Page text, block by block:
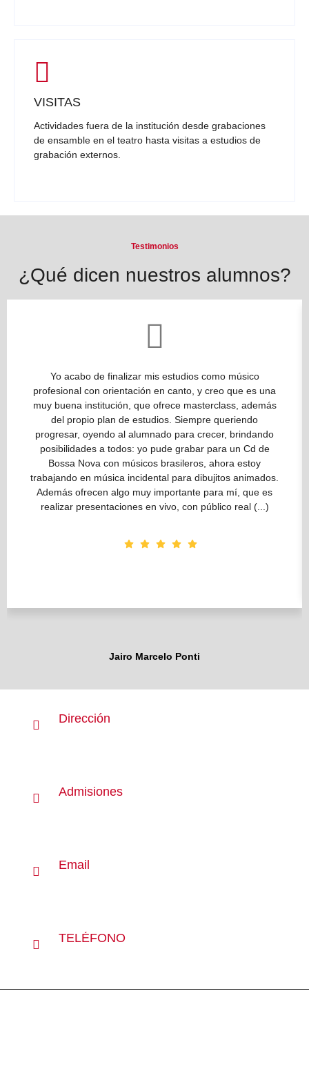
VISITAS
Actividades fuera de la institución desde grabaciones
de ensamble en el teatro hasta visitas a estudios de
grabación externos.
Testimonios
¿Qué dicen nuestros alumnos?
Jairo Marcelo Ponti
Yo acabo de finalizar mis estudios como músico
profesional con orientación en canto, y creo que es una
muy buena institución, que ofrece masterclass, además
del propio plan de estudios. Siempre queriendo
progresar, oyendo al alumnado para crecer, brindando
posibilidades a todos: yo pude grabar para un Cd de
Bossa Nova con músicos brasileros, ahora estoy
trabajando en música incidental para dibujitos animados.
Además ofrecen algo muy importante para mí, que es
realizar presentaciones en vivo, con público real (...)
Dirección
Admisiones
Email
TELÉFONO